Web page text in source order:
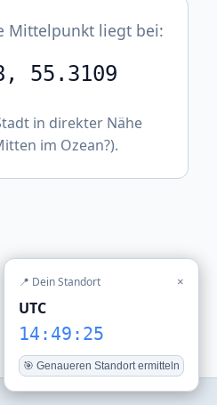
Mittelpunkt liegt bei:
55.3109
in direkter Nähe
im Ozean?).
📍 Dein Standort ×
UTC
14:49:25
🎯 Genaueren Standort ermitteln